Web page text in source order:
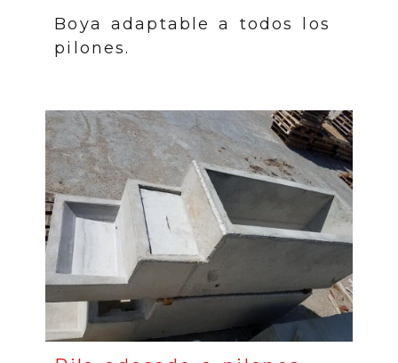
Boya adaptable a todos los
pilones.